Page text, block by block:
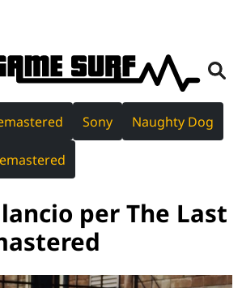
Sony Naughty Dog
per The Last